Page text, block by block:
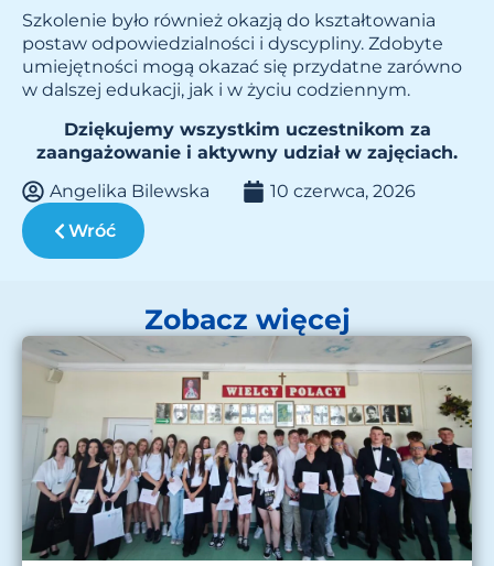
Szkolenie było również okazją do kształtowania
postaw odpowiedzialności i dyscypliny. Zdobyte
umiejętności mogą okazać się przydatne zarówno
w dalszej edukacji, jak i w życiu codziennym.
Dziękujemy wszystkim uczestnikom za
zaangażowanie i aktywny udział w zajęciach.
Angelika Bilewska
10 czerwca, 2026
Wróć
Zobacz więcej